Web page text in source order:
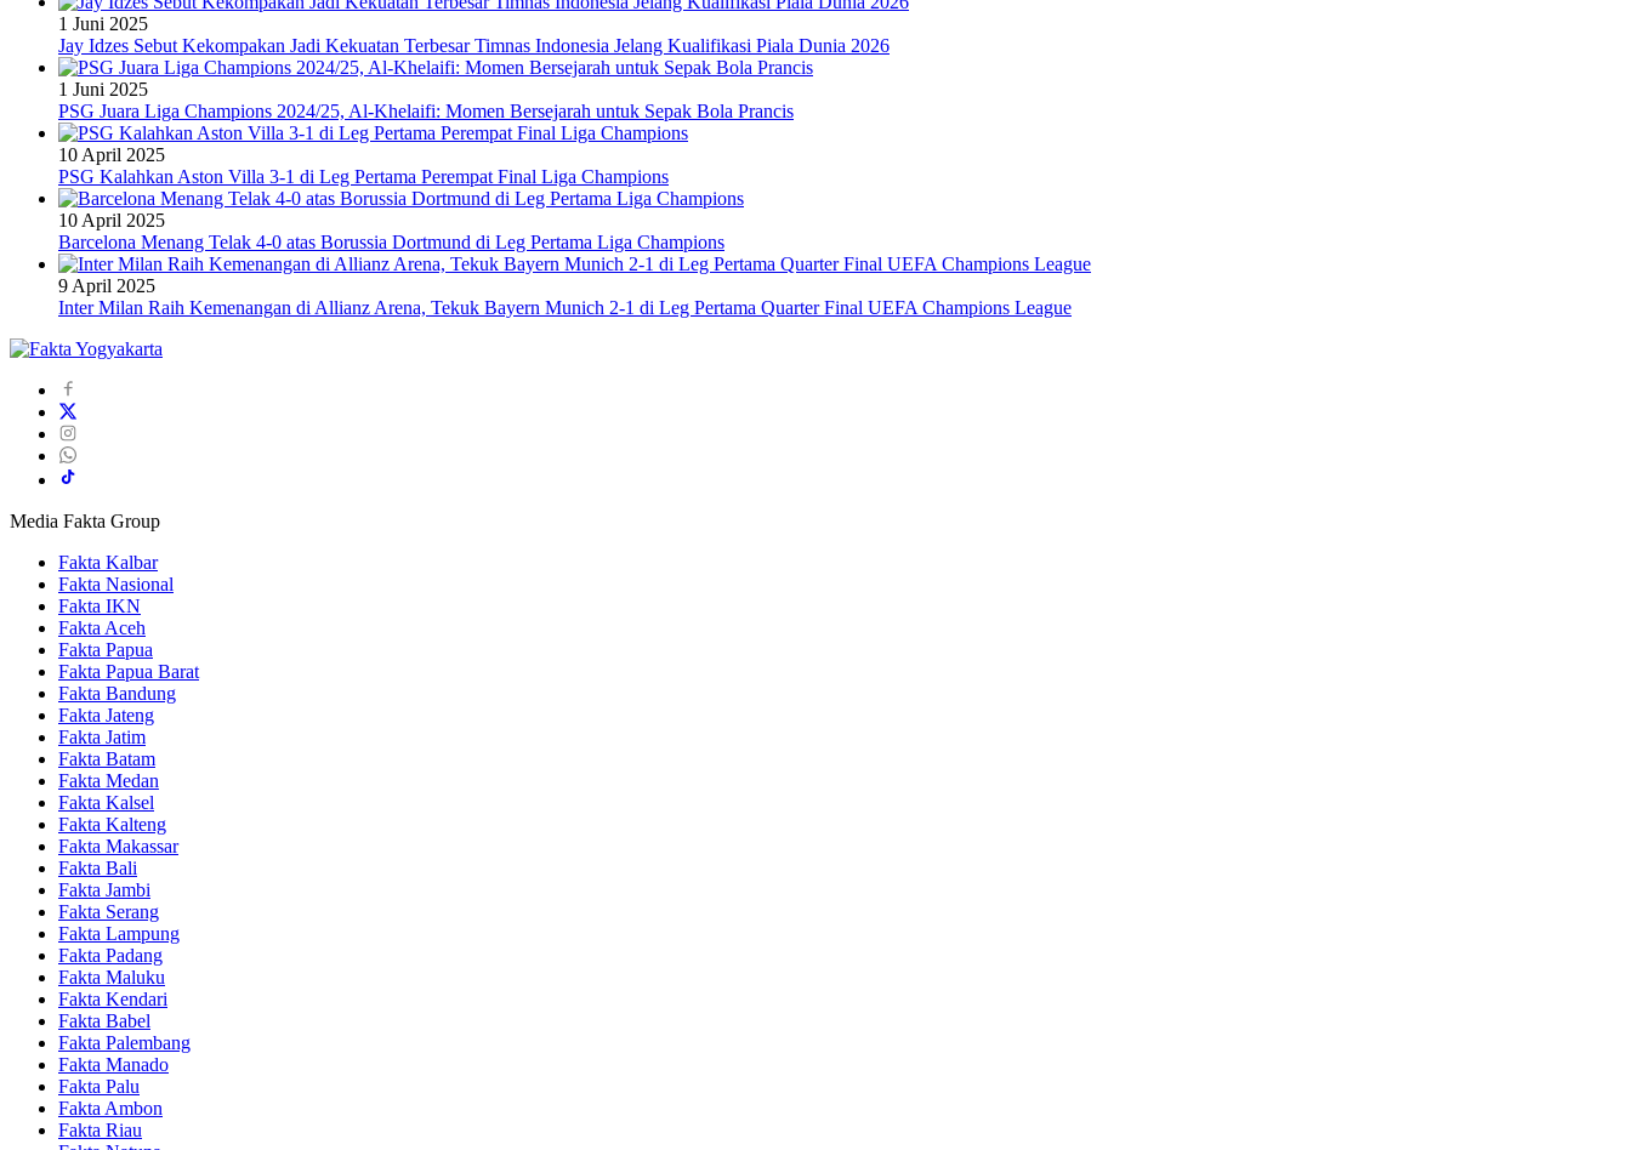
1 Juni 2025
Jay Idzes Sebut Kekompakan Jadi Kekuatan Terbesar Timnas Indonesia Jelang Kualifikasi Piala Dunia 2026
1 Juni 2025
PSG Juara Liga Champions 2024/25, Al-Khelaifi: Momen Bersejarah untuk Sepak Bola Prancis
10 April 2025
PSG Kalahkan Aston Villa 3-1 di Leg Pertama Perempat Final Liga Champions
10 April 2025
Barcelona Menang Telak 4-0 atas Borussia Dortmund di Leg Pertama Liga Champions
9 April 2025
Inter Milan Raih Kemenangan di Allianz Arena, Tekuk Bayern Munich 2-1 di Leg Pertama Quarter Final UEFA Champions League
Media Fakta Group
Fakta Kalbar
Fakta Nasional
Fakta IKN
Fakta Aceh
Fakta Papua
Fakta Papua Barat
Fakta Bandung
Fakta Jateng
Fakta Jatim
Fakta Batam
Fakta Medan
Fakta Kalsel
Fakta Kalteng
Fakta Makassar
Fakta Bali
Fakta Jambi
Fakta Serang
Fakta Lampung
Fakta Padang
Fakta Maluku
Fakta Kendari
Fakta Babel
Fakta Palembang
Fakta Manado
Fakta Palu
Fakta Ambon
Fakta Riau